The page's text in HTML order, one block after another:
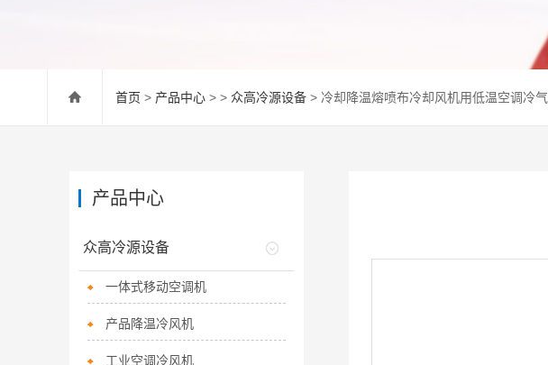
首页 > 产品中心 > > 众高冷源设备 > 冷却降温熔喷布冷却风机用低温空调冷气
产品中心
众高冷源设备
一体式移动空调机
产品降温冷风机
工业空调冷风机